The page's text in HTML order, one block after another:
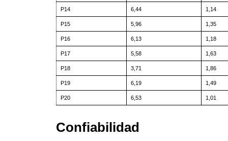
P14 6,44 1,14
P15 5,96 1,35
P16 6,13 1,18
P17 5,58 1,63
P18 3,71 1,86
P19 6,19 1,49
P20 6,53 1,01
Confiabilidad